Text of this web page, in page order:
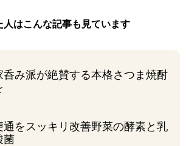
人はこんな記事も見ています
呑み派が絶賛する本格さつま焼酎
通をスッキリ改善野菜の酵素と乳
菌